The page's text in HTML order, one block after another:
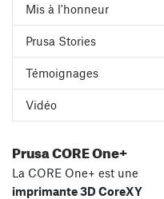
Mis à l'honneur
Prusa Stories
Témoignages
Vidéo
Prusa CORE One+
La CORE One+ est une
imprimante 3D CoreXY